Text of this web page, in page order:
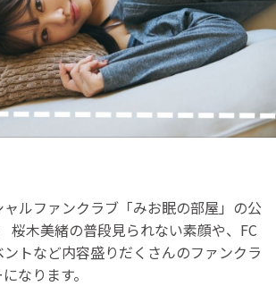
ルファンクラブ「みお眠の部屋」の公
桜木美緒の普段見られない素顔や、FC
トなど内容盛りだくさんのファンクラ
なります。